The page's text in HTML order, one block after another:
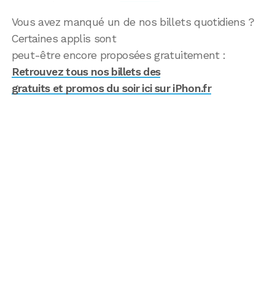
Vous avez manqué un de nos billets quotidiens ?
Certaines applis sont
peut-être encore proposées gratuitement :
Retrouvez tous nos billets des
gratuits et promos du soir ici sur iPhon.fr